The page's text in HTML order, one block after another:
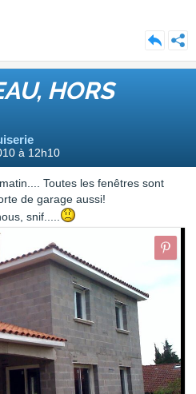
HORS
à 12h10
Toutes les fenêtres sont
de garage aussi!
snif.....